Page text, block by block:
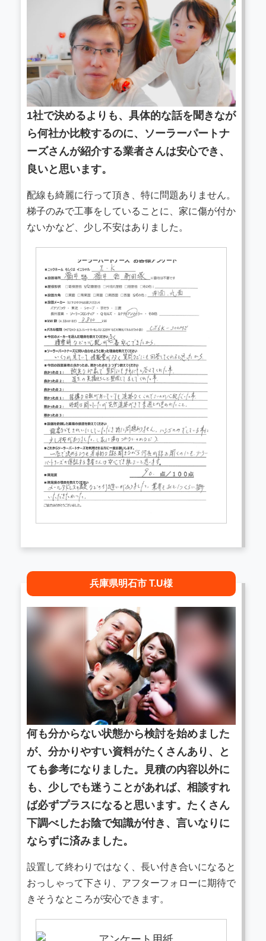
1社で決めるよりも、具体的な話を聞きなが
ら何社か比較するのに、ソーラーパートナ
ーズさんが紹介する業者さんは安心でき、
良いと思います。
配線も綺麗に行って頂き、特に問題ありません。
梯子のみで工事をしていることに、家に傷が付か
ないかなど、少し不安はありました。
兵庫県明石市 T.U様
何も分からない状態から検討を始めました
が、分かりやすい資料がたくさんあり、と
ても参考になりました。見積の内容以外に
も、少しでも迷うことがあれば、相談すれ
ば必ずプラスになると思います。たくさん
下調べしたお陰で知識が付き、言いなりに
ならずに済みました。
設置して終わりではなく、長い付き合いになると
おっしゃって下さり、アフターフォローに期待で
きそうなところが安心できます。